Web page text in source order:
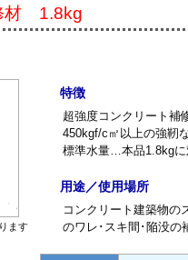
材 1.8kg
ます
特徴
超強度コンクリート補
450kgf/c㎡以上の強靭
標準水量…本品1.8kg
用途／使用場所
コンクリート建築物の
のワレ･スキ間･陥没の